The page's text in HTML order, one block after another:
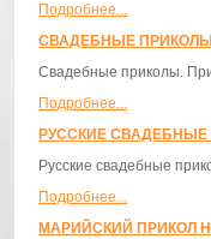
Подробнее...
СВАДЕБНЫЕ
Свадебные приколы.
Подробнее...
РУССКИЕ СВАДЕБНЫЕ
Русские свадебные
Подробнее...
МАРИЙСКИЙ ПРИКОЛ